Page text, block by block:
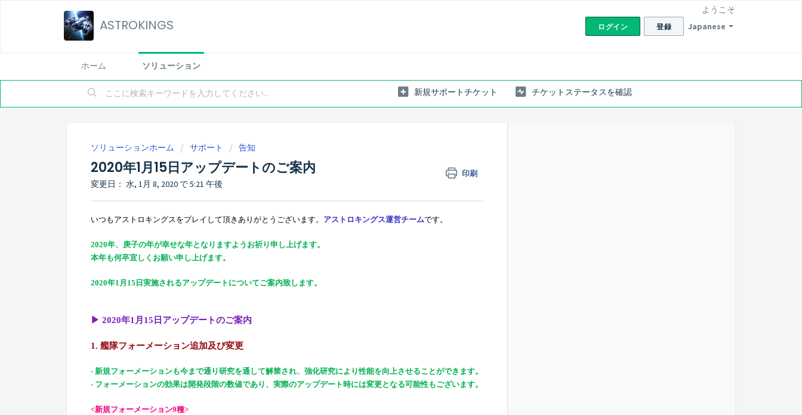
ASTROKINGS Japanese
ようこそ
ログイン 登録
ホーム ソリューション
新規サポートチケット チケットステータスを確認
ソリューションホーム サポート 告知
2020年1月15日アップデートのご案内 印刷
変更日： 水, 1月 8, 2020 で 5:21 午後
いつもアストロキングスをプレイして頂きありがとうございます。 アストロキングス運営チームです 。
2020年、庚子の年が幸せな年となりますようお祈り申し上げます。
本年も何卒宜しくお願い申し上げます。
2020年1月15日実施されるアップデートについてご案内致します。
▶ 2020年1 月 15 日アップデートのご案内
1. 艦隊フォーメーション追加及び変更
- 新規フォーメーションも今まで通り研究を通して解禁され、強化研究により性能を向上させることができます。
- フォーメーションの効果は開発段階の数値であり、 実際のアップデート時には変更となる可能性もございます。
<新規フォーメーション9種>